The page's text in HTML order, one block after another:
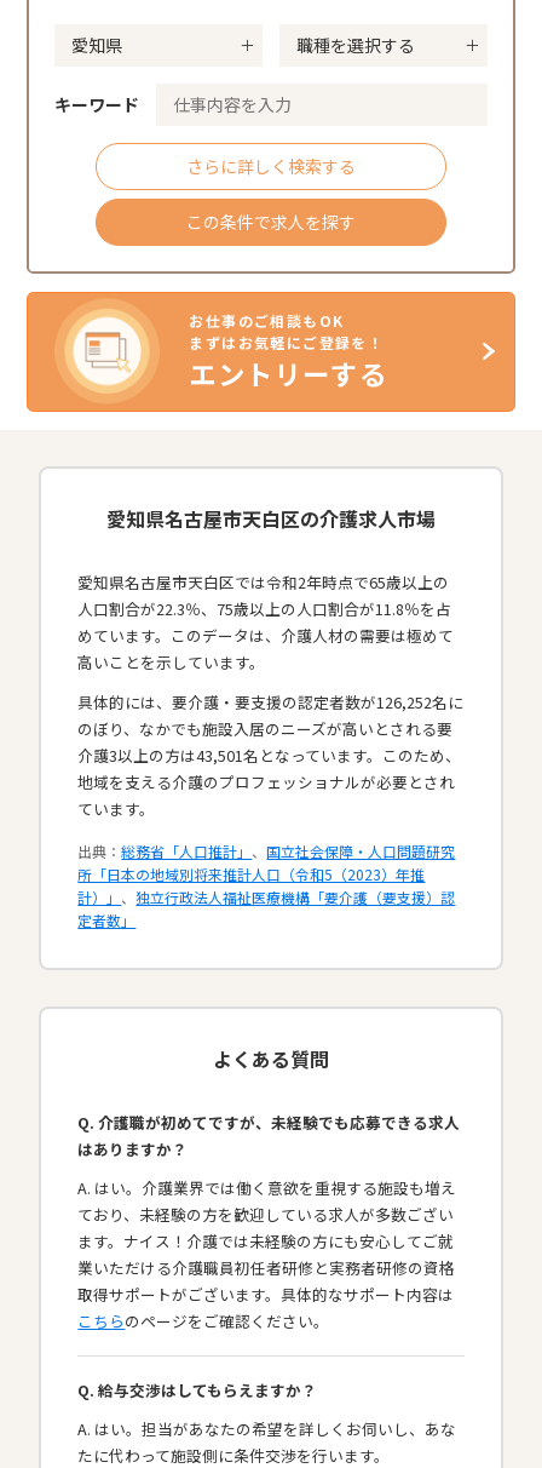
キーワード
さらに詳しく検索する
この条件で求人を探す
お仕事のご相談もOK
まずはお気軽にご登録を！
エントリーする
愛知県名古屋市天白区の介護求人市場
愛知県名古屋市天白区では令和2年時点で65歳以上の
人口割合が22.3％、75歳以上の人口割合が11.8％を占
めています。このデータは、介護人材の需要は極めて
高いことを示しています。
具体的には、要介護・要支援の認定者数が126,252名に
のぼり、なかでも施設入居のニーズが高いとされる要
介護3以上の方は43,501名となっています。このため、
地域を支える介護のプロフェッショナルが必要とされ
ています。​
出典：総務省「人口推計」 、国立社会保障・人口問題研究
所「日本の地域別将来推計人口（令和5（2023）年推
計）」 、独立行政法人福祉医療機構「要介護（要支援）認
定者数」
よくある質問
Q. 介護職が初めてですが、未経験でも応募できる求人
はありますか？
A. はい。介護業界では働く意欲を重視する施設も増え
ており、未経験の方を歓迎している求人が多数ござい
ます。ナイス！介護では未経験の方にも安心してご就
業いただける介護職員初任者研修と実務者研修の資格
取得サポートがございます。具体的なサポート内容は
こちらのページをご確認ください。
Q. 給与交渉はしてもらえますか？
A. はい。担当があなたの希望を詳しくお伺いし、あな
たに代わって施設側に条件交渉を行います。